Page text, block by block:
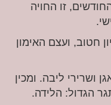
המסע המופלא הזה של 9 החודשים, זו החויה
חטוב, ועצם האימון
ושרירי ליבה. ומכין
הגדול: הלידה.